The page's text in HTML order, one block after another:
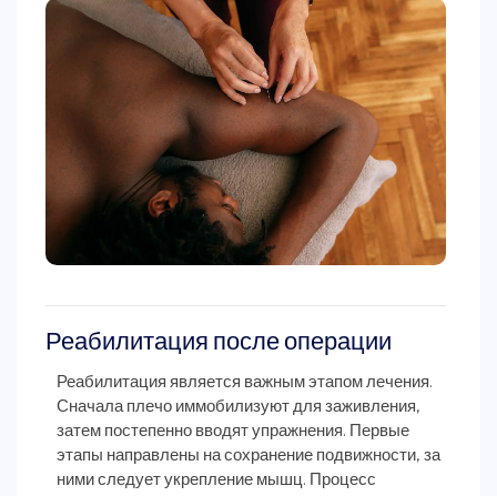
Реабилитация после операции
Реабилитация является важным этапом лечения.
Сначала плечо иммобилизуют для заживления,
затем постепенно вводят упражнения. Первые
этапы направлены на сохранение подвижности, за
ними следует укрепление мышц. Процесс